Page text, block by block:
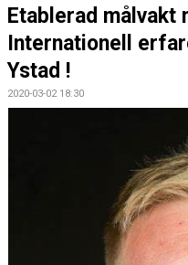
KALENDER
KONTAKT
SPONSORER
Etablerad målvakt
Internationell
Ystad !
2020-03-02 18:30